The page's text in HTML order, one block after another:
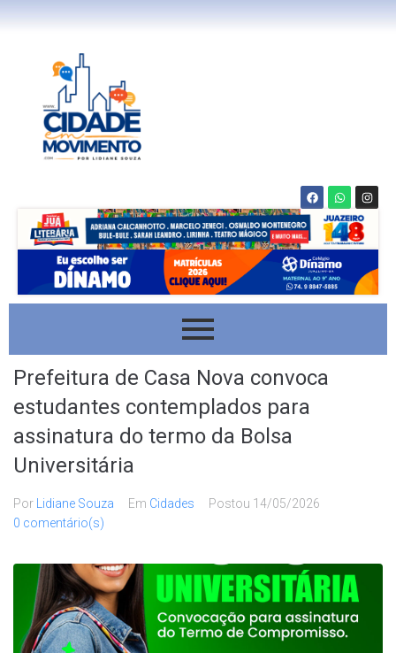
Prefeitura de Casa Nova convoca
estudantes contemplados para
assinatura do termo da Bolsa
Universitária
Por Lidiane Souza Em Cidades Postou 14/05/2026
0 comentário(s)